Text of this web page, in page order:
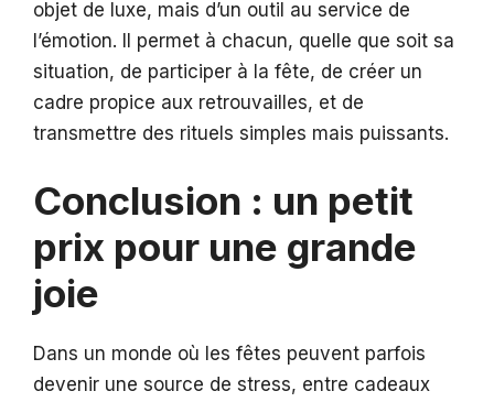
objet de luxe, mais d’un outil au service de
l’émotion. Il permet à chacun, quelle que soit sa
situation, de participer à la fête, de créer un
cadre propice aux retrouvailles, et de
transmettre des rituels simples mais puissants.
Conclusion : un petit
prix pour une grande
joie
Dans un monde où les fêtes peuvent parfois
devenir une source de stress, entre cadeaux